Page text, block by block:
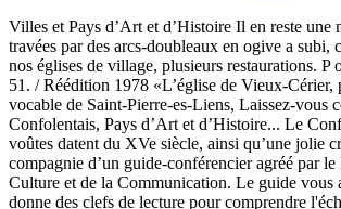
Villes et Pays d’Art et d’Histoire Il en reste une
travées par des arcs-doubleaux en ogive a subi,
nos églises de village, plusieurs restaurations. P
51. / Réédition 1978 «L’église de Vieux-Cérier,
vocable de Saint-Pierre-es-Liens, Laissez-vous
Confolentais, Pays d’Art et d’Histoire... Le
voûtes datent du XVe siècle, ainsi qu’une jolie
compagnie d’un guide-conférencier agréé par
Culture et de la Communication. Le guide vous
donne des clefs de lecture pour comprendre